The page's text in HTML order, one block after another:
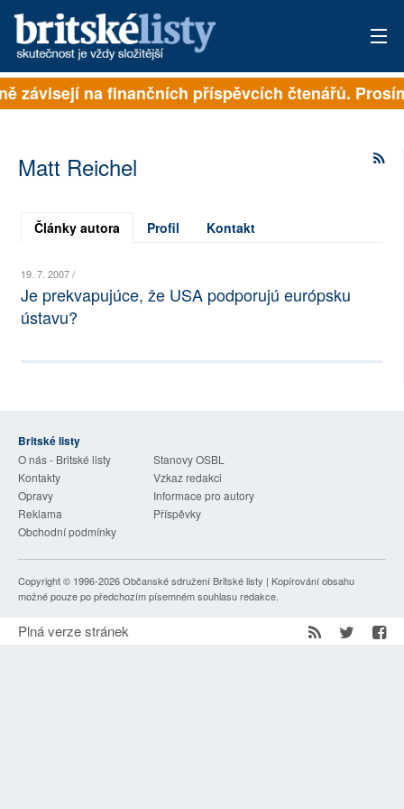
PŘIHLÁSIT
ARCHIV
ROZHOVORY
NEJČTENĚJŠÍ ZA 7 DNÍ
RUBRIKY
PLNÁ VERZE STRÁNEK
závisejí na finančních příspěvcích čtenářů.
Matt Reichel
Články autora Profil Kontakt
19. 7. 2007 /
Je prekvapujúce, že USA podporujú európsku
ústavu?
Britské listy
O nás - Britské listy
Stanovy OSBL
Kontakty
Vzkaz redakci
Opravy
Informace pro autory
Reklama
Příspěvky
Obchodní podmínky
Copyright © 1996-2026Občanské sdružení Britské listy | Kopírování obsahu
možné pouze po předchozím písemném souhlasu redakce.
Plná verze stránek